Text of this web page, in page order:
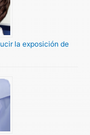
la exposición de